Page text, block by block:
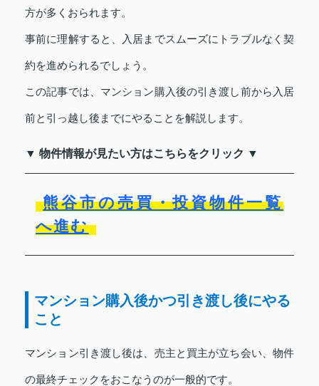
方が多くおられます。
事前に理解すると、入居までスムーズにトラブルなく契
約を進められるでしょう。
この記事では、マンション購入後の引き渡し前から入居
前と引っ越し後までにやることを解説します。
▼ 物件情報が見たい方はこちらをクリック ▼
熊谷市の売買・投資物件一覧
へ進む
マンション購入後かつ引き渡し後にやる
こと
マンション引き渡し後は、売主と買主が立ち会い、物件
の最終チェックをおこなうのが一般的です。